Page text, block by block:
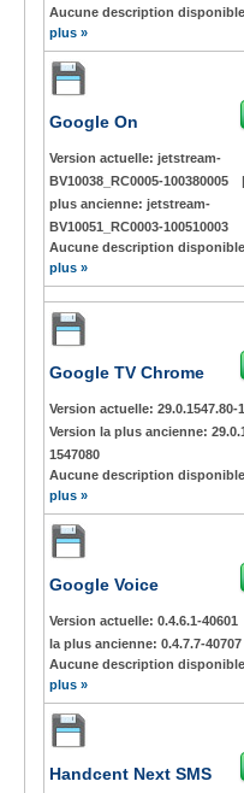
Aucune description
plus »
Google On
Version actuelle: jetstream-
BV10038_RC0005-100380005
|
plus ancienne: jetstream-
BV10051_RC0003-100510003
Aucune description
plus »
Google TV Chrome
Version actuelle: 29.0.1547.80-
Version la plus ancienne:
1547080
Aucune description
plus »
Google Voice
Version actuelle: 0.4.6.1-40601
la plus ancienne: 0.4.7.7-40707
Aucune description
plus »
Handcent Next SMS